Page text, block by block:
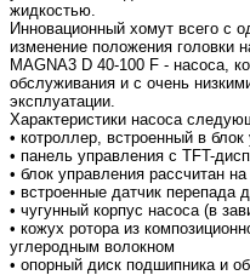
жидкостью.
Инновационный хомут всего с
изменение положения головки
MAGNA3 D 40-100 F - насоса,
обслуживания и с очень
эксплуатации.
Характеристики насоса
• котроллер, встроенный в блок
• панель управления с TFT-
• блок управления рассчитан
• встроенные датчик перепада
• чугунный корпус насоса (в
• кожух ротора из
углеродным волокном
• опорный диск подшипника и